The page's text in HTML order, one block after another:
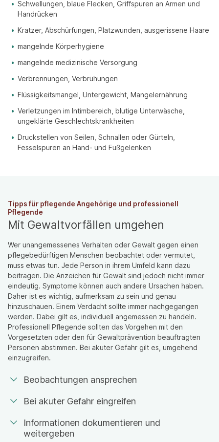
Schwellungen, blaue Flecken, Griffspuren an Armen und
Handrücken
Kratzer, Abschürfungen, Platzwunden, ausgerissene Haare
mangelnde Körperhygiene
mangelnde medizinische Versorgung
Verbrennungen, Verbrühungen
Flüssigkeitsmangel, Untergewicht, Mangelernährung
Verletzungen im Intimbereich, blutige Unterwäsche,
ungeklärte Geschlechtskrankheiten
Druckstellen von Seilen, Schnallen oder Gürteln,
Fesselspuren an Hand- und Fußgelenken
Tipps für pflegende Angehörige und professionell
Pflegende
Mit Gewaltvorfällen umgehen
Wer unangemessenes Verhalten oder Gewalt gegen einen
pflegebedürftigen Menschen beobachtet oder vermutet,
muss etwas tun. Jede Person in ihrem Umfeld kann dazu
beitragen. Die Anzeichen für Gewalt sind jedoch nicht immer
eindeutig. Symptome können auch andere Ursachen haben.
Daher ist es wichtig, aufmerksam zu sein und genau
hinzuschauen. Einem Verdacht sollte immer nachgegangen
werden. Dabei gilt es, individuell angemessen zu handeln.
Professionell Pflegende sollten das Vorgehen mit den
Vorgesetzten oder den für Gewaltprävention beauftragten
Personen abstimmen. Bei akuter Gefahr gilt es, umgehend
einzugreifen.
Beobachtungen ansprechen
Bei akuter Gefahr eingreifen
Informationen dokumentieren und
weitergeben